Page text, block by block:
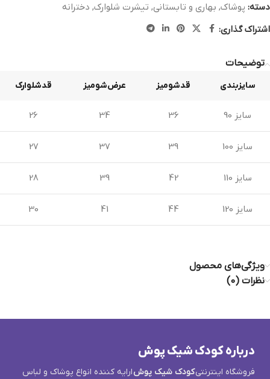
دسته: پوشاک, بهاری و تابستانی, تیشرت شلوارک, دخترانه
اشتراک گذاری:
توضیحات
سایزبندی قدشومیز عرض‌شومیز قدشلوارک
سایز 90 36
34
26
سایز 100 39
37
27
سایز 110 42
39
28
سایز 120 44
41
30
ویژگی‌های محصول
نظرات (0)
درباره کودک شیک پوش
فروشگاه اینترنتیکودک شیک پوشارایه کننده انواع پوشاک و لباس